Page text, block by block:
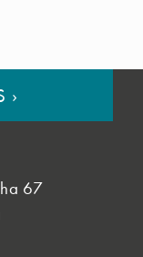
›
67